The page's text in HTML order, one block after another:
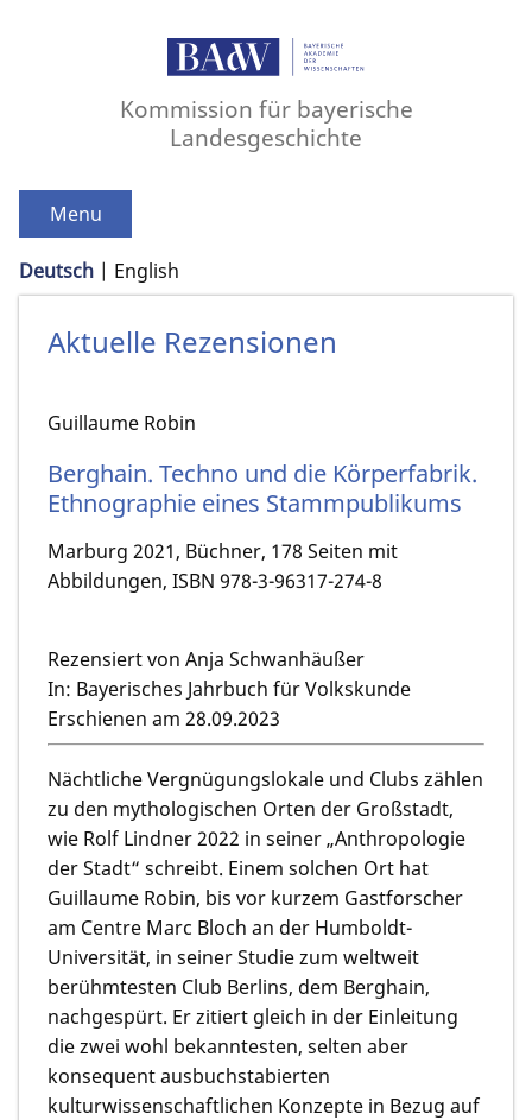
Kommission für bayerische
Landesgeschichte
Menu
Deutsch English
Aktuelle Rezensionen
Guillaume Robin
Berghain. Techno und die Körperfabrik.
Ethnographie eines Stammpublikums
Marburg 2021, Büchner, 178 Seiten mit
Abbildungen, ISBN 978-3-96317-274-8
Rezensiert von Anja Schwanhäußer
In: Bayerisches Jahrbuch für Volkskunde
Erschienen am 28.09.2023
Nächtliche Vergnügungslokale und Clubs zählen
zu den mythologischen Orten der Großstadt,
wie Rolf Lindner 2022 in seiner „Anthropologie
der Stadt“ schreibt. Einem solchen Ort hat
Guillaume Robin, bis vor kurzem Gastforscher
am Centre Marc Bloch an der Humboldt-
Universität, in seiner Studie zum weltweit
berühmtesten Club Berlins, dem Berghain,
nachgespürt. Er zitiert gleich in der Einleitung
die zwei wohl bekanntesten, selten aber
konsequent ausbuchstabierten
kulturwissenschaftlichen Konzepte in Bezug auf